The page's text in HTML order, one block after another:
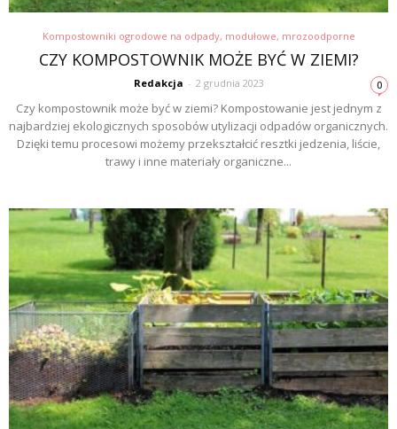
Kompostowniki ogrodowe na odpady, modułowe, mrozoodporne
CZY KOMPOSTOWNIK MOŻE BYĆ W ZIEMI?
Redakcja - 2 grudnia 2023 0
Czy kompostownik może być w ziemi? Kompostowanie jest jednym z
najbardziej ekologicznych sposobów utylizacji odpadów organicznych.
Dzięki temu procesowi możemy przekształcić resztki jedzenia, liście,
trawy i inne materiały organiczne...